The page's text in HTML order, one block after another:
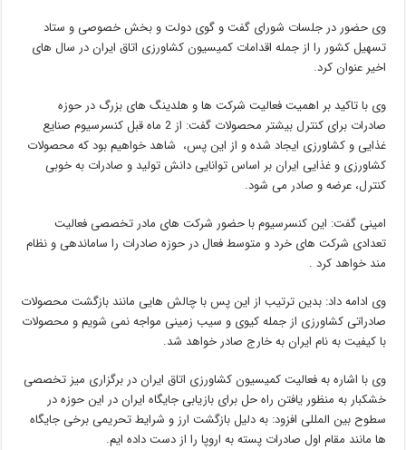
وی حضور در جلسات شورای گفت و گوی دولت و بخش خصوصی و ستاد
تسهیل کشور را از جمله اقدامات کمیسیون کشاورزی اتاق ایران در سال های
اخیر عنوان کرد.
وی با تاکید بر اهمیت فعالیت شرکت ها و هلدینگ های بزرگ در حوزه
صادرات برای کنترل بیشتر محصولات گفت: از 2 ماه قبل کنسرسیوم صنایع
غذایی و کشاورزی ایجاد شده و از این پس، شاهد خواهیم بود که محصولات
کشاورزی و غذایی ایران بر اساس توانایی دانش تولید و صادرات به خوبی
کنترل، عرضه و صادر می شود.
امینی گفت: این کنسرسیوم با حضور شرکت های مادر تخصصی فعالیت
تعدادی شرکت های خرد و متوسط فعال در حوزه صادرات را ساماندهی و نظام
مند خواهد کرد .
وی ادامه داد: بدین ترتیب از این پس با چالش هایی مانند بازگشت محصولات
صادراتی کشاورزی از جمله کیوی و سیب زمینی مواجه نمی شویم و محصولات
با کیفیت به نام ایران به خارج صادر خواهد شد.
وی با اشاره به فعالیت کمیسیون کشاورزی اتاق ایران در برگزاری میز تخصصی
خشکبار به منظور یافتن راه حل برای بازیابی جایگاه ایران در این حوزه در
سطوح بین المللی افزود: به دلیل بازگشت ارز و شرایط تحریمی برخی جایگاه
ها مانند مقام اول صادرات پسته به اروپا را از دست داده ایم.